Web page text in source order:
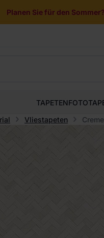
Planen Sie für den
TAPETEN
Vliestapeten